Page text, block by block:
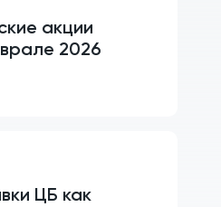
акции
2026
ЦБ как